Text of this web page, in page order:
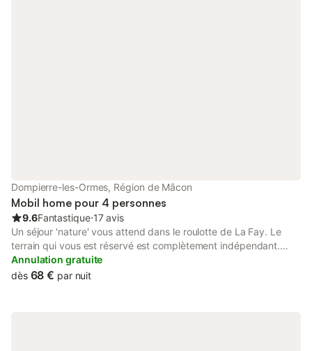
Dompierre-les-Ormes, Région de Mâcon
Mobil home pour 4 personnes
9.6Fantastique⋅17 avis
Un séjour 'nature' vous attend dans le roulotte de La Fay. Le
terrain qui vous est réservé est complètement indépendant.
Cette ancienne roulotte foraine a accompagné les voyage d'un
confiseur dans les années 1930. Nous l'avons restauré en
Annulation gratuite
dès 68 € par nuit